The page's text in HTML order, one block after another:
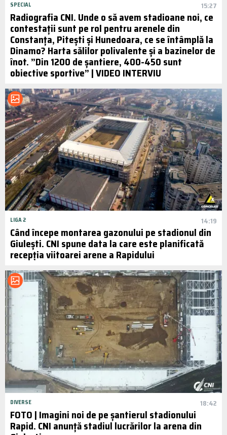
SPECIAL 15:27
Radiografia CNI. Unde o să avem stadioane noi, ce
contestații sunt pe rol pentru arenele din
Constanța, Pitești și Hunedoara, ce se întâmplă la
Dinamo? Harta sălilor polivalente și a bazinelor de
înot. ”Din 1200 de șantiere, 400-450 sunt
obiective sportive” | VIDEO INTERVIU
LIGA 2 14:19
Când începe montarea gazonului pe stadionul din
Giulești. CNI spune data la care este planificată
recepția viitoarei arene a Rapidului
DIVERSE 18:42
FOTO | Imagini noi de pe șantierul stadionului
Rapid. CNI anunță stadiul lucrărilor la arena din